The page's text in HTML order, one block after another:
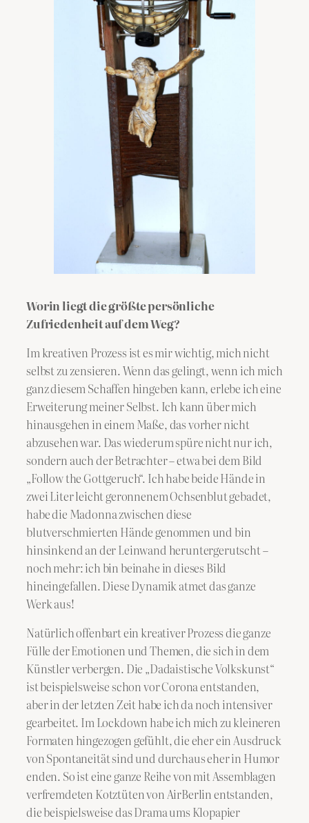
Worin liegt die größte persönliche
Zufriedenheit auf dem Weg?
Im kreativen Prozess ist es mir wichtig, mich nicht
selbst zu zensieren. Wenn das gelingt, wenn ich mich
ganz diesem Schaffen hingeben kann, erlebe ich eine
Erweiterung meiner Selbst. Ich kann über mich
hinausgehen in einem Maße, das vorher nicht
abzusehen war. Das wiederum spüre nicht nur ich,
sondern auch der Betrachter – etwa bei dem Bild
„Follow the Gottgeruch“. Ich habe beide Hände in
zwei Liter leicht geronnenem Ochsenblut gebadet,
habe die Madonna zwischen diese
blutverschmierten Hände genommen und bin
hinsinkend an der Leinwand heruntergerutscht –
noch mehr: ich bin beinahe in dieses Bild
hineingefallen. Diese Dynamik atmet das ganze
Werk aus!
Natürlich offenbart ein kreativer Prozess die ganze
Fülle der Emotionen und Themen, die sich in dem
Künstler verbergen. Die „Dadaistische Volkskunst“
ist beispielsweise schon vor Corona entstanden,
aber in der letzten Zeit habe ich da noch intensiver
gearbeitet. Im Lockdown habe ich mich zu kleineren
Formaten hingezogen gefühlt, die eher ein Ausdruck
von Spontaneität sind und durchaus eher in Humor
enden. So ist eine ganze Reihe von mit Assemblagen
verfremdeten Kotztüten von AirBerlin entstanden,
die beispielsweise das Drama ums Klopapier